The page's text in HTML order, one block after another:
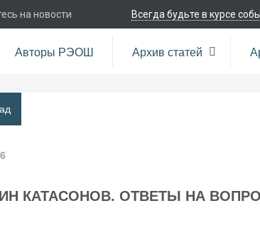
на новости Всегда будьте в курсе
Авторы РЭОШ Архив статей
КАТАСОНОВ. ОТВЕТЫ НА